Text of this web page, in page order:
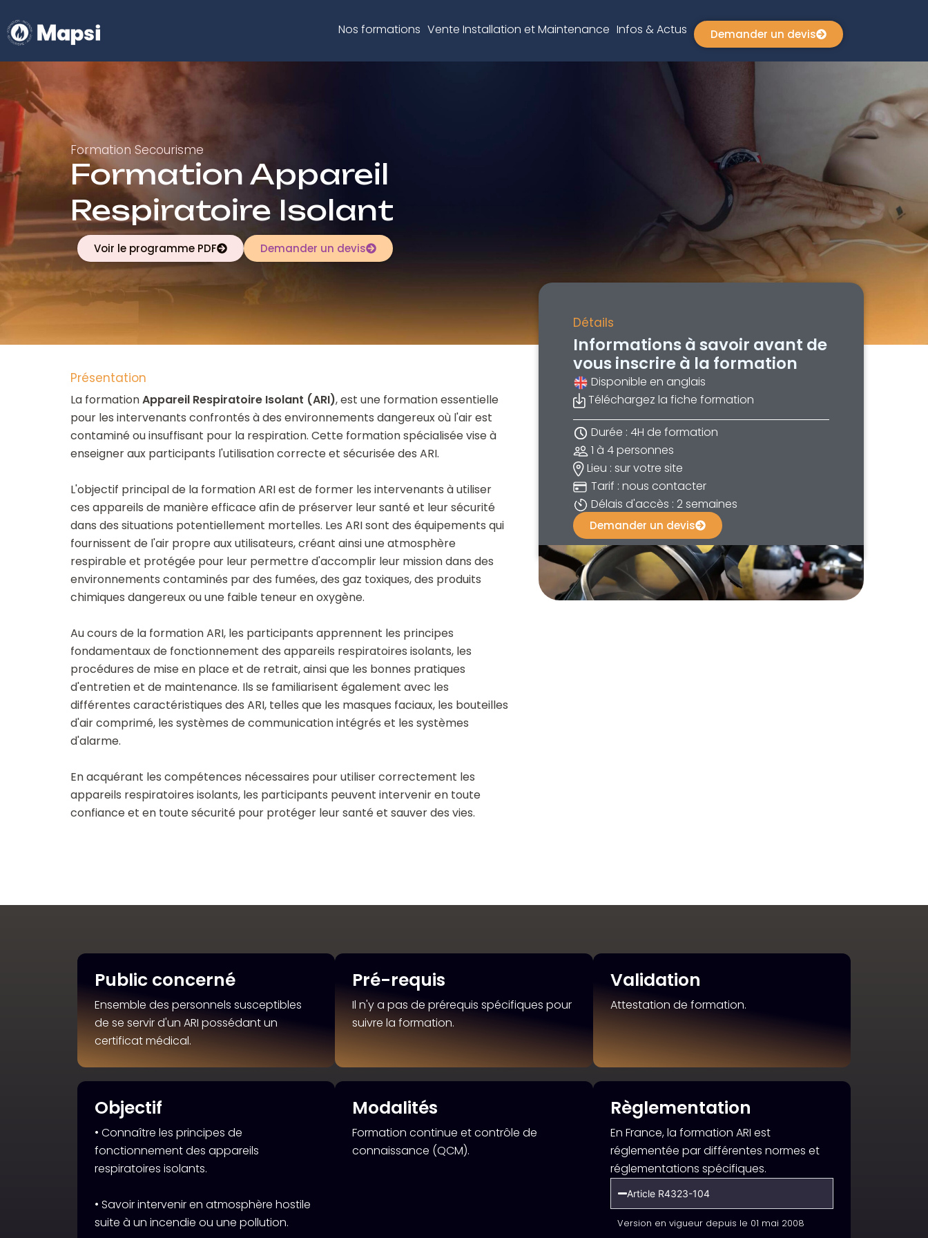
Nos formations Vente Installation et Maintenance Infos & Actus Demander un devis
Formation Secourisme
Formation Appareil
Respiratoire Isolant
Voir le programme PDF Demander un devis
Présentation
La formationAppareil Respiratoire Isolant (ARI), est une formation essentielle
pour les intervenants confrontés à des environnements dangereux où l'air est
contaminé ou insuffisant pour la respiration. Cette formation spécialisée vise à
enseigner aux participants l'utilisation correcte et sécurisée des ARI.
L'objectif principal de la formation ARI est de former les intervenants à utiliser
ces appareils de manière efficace afin de préserver leur santé et leur sécurité
dans des situations potentiellement mortelles. Les ARI sont des équipements qui
fournissent de l'air propre aux utilisateurs, créant ainsi une atmosphère
respirable et protégée pour leur permettre d'accomplir leur mission dans des
environnements contaminés par des fumées, des gaz toxiques, des produits
chimiques dangereux ou une faible teneur en oxygène.
Au cours de la formation ARI, les participants apprennent les principes
fondamentaux de fonctionnement des appareils respiratoires isolants, les
procédures de mise en place et de retrait, ainsi que les bonnes pratiques
d'entretien et de maintenance. Ils se familiarisent également avec les
différentes caractéristiques des ARI, telles que les masques faciaux, les bouteilles
d'air comprimé, les systèmes de communication intégrés et les systèmes
d'alarme.
En acquérant les compétences nécessaires pour utiliser correctement les
appareils respiratoires isolants, les participants peuvent intervenir en toute
confiance et en toute sécurité pour protéger leur santé et sauver des vies.
Détails
Informations à savoir avant de
vous inscrire à la formation
Disponible en anglais
Téléchargez la fiche formation
Durée : 4H de formation
1 à 4 personnes
Lieu : sur votre site
Tarif : nous contacter
Délais d'accès : 2 semaines
Demander un devis
Public concerné
Ensemble des personnels susceptibles
de se servir d'un ARI possédant un
certificat médical.
Pré-requis
Il n'y a pas de prérequis spécifiques pour
suivre la formation.
Validation
Attestation de formation.
Objectif
• Connaître les principes de
fonctionnement des appareils
respiratoires isolants.
• Savoir intervenir en atmosphère hostile
suite à un incendie ou une pollution.
Modalités
Formation continue et contrôle de
connaissance (QCM).
Règlementation
En France, la formation ARI est
réglementée par différentes normes et
réglementations spécifiques.
Article R4323-104
Version en vigueur depuis le 01 mai 2008